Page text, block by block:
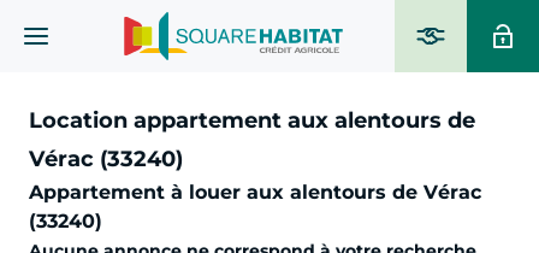
Location appartement aux alentours de
Vérac (33240)
Appartement à louer aux alentours de Vérac
(33240)